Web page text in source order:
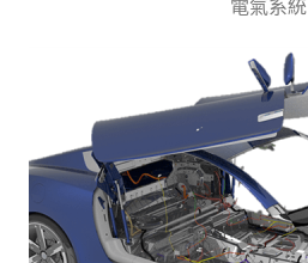
電氣系統